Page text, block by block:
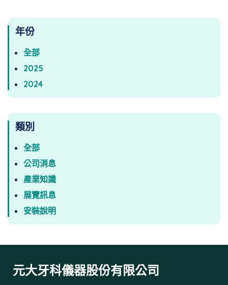
年份
全部
2025
2024
類別
全部
公司消息
產業知識
展覽訊息
安裝說明
元大牙科儀器股份有限公司